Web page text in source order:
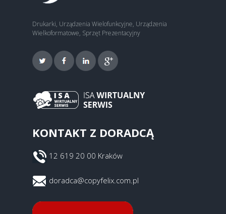
Drukarki, Urządzenia Wielofunkcyjne, Urządzenia
Wielkoformatowe, Sprzęt Prezentacyjny
KONTAKT Z DORADCĄ
12 619 20 00 Kraków
doradca@copyfelix.com.pl